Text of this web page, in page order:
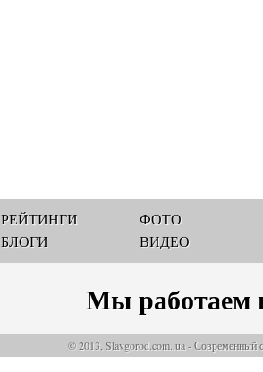
РЕЙТИНГИ
БЛОГИ
ФОТО
ВИДЕО
Мы работаем
© 2013, Slavgorod.com..ua - Современный